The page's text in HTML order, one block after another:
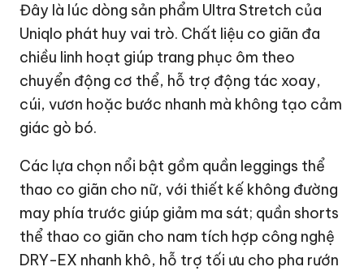
Đây là lúc dòng sản phẩm Ultra Stretch của
Uniqlo phát huy vai trò. Chất liệu co giãn đa
chiều linh hoạt giúp trang phục ôm theo
chuyển động cơ thể, hỗ trợ động tác xoay,
cúi, vươn hoặc bước nhanh mà không tạo cảm
giác gò bó.
Các lựa chọn nổi bật gồm quần leggings thể
thao co giãn cho nữ, với thiết kế không đường
may phía trước giúp giảm ma sát; quần shorts
thể thao co giãn cho nam tích hợp công nghệ
DRY-EX nhanh khô, hỗ trợ tối ưu cho pha rướn